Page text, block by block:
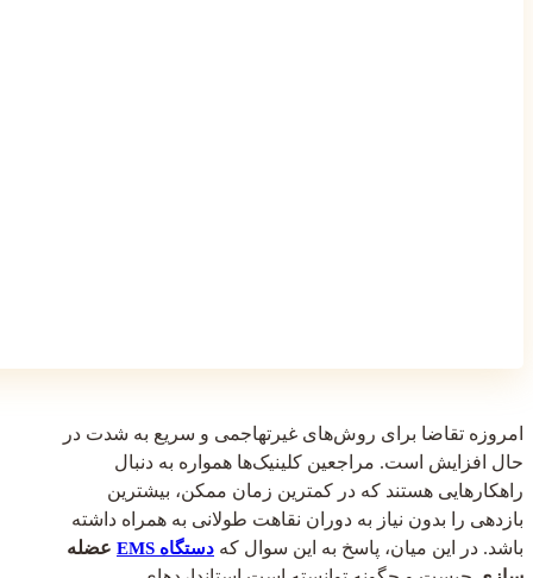
امروزه تقاضا برای روش‌های غیرتهاجمی و سریع به شدت در
حال افزایش است. مراجعین کلینیک‌ها همواره به دنبال
راهکارهایی هستند که در کمترین زمان ممکن، بیشترین
بازدهی را بدون نیاز به دوران نقاهت طولانی به همراه داشته
باشد. در این میان، پاسخ به این سوال که دستگاه EMS
عضله